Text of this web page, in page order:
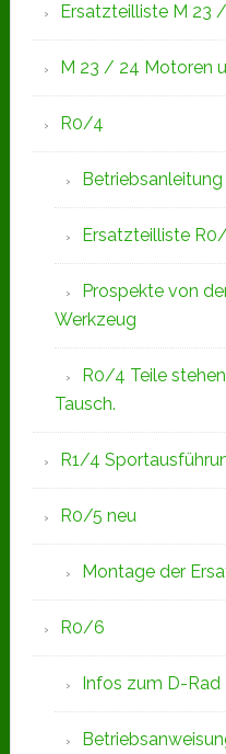
Ersatzteilliste M 23
M 23 / 24 Motoren
R0/4
Ersatzteilliste
Prospekte von
Werkzeug
R0/4 Teile
Tausch.
R1/4
R0/5 neu
Montage der
R0/6
Infos zum D-